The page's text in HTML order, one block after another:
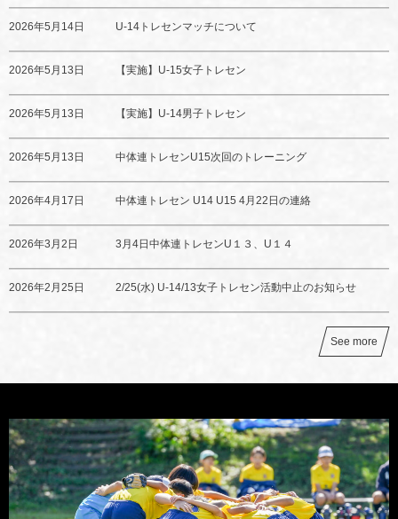
2026年5月14日 U-14トレセンマッチについて
2026年5月13日 【実施】U-15女子トレセン
2026年5月13日 【実施】U-14男子トレセン
2026年5月13日 中体連トレセンU15次回のトレーニング
2026年4月17日 中体連トレセン U14 U15 4月22日の連絡
2026年3月2日 3月4日中体連トレセンU１３、U１４
2026年2月25日 2/25(水) U-14/13女子トレセン活動中止のお知らせ
See more